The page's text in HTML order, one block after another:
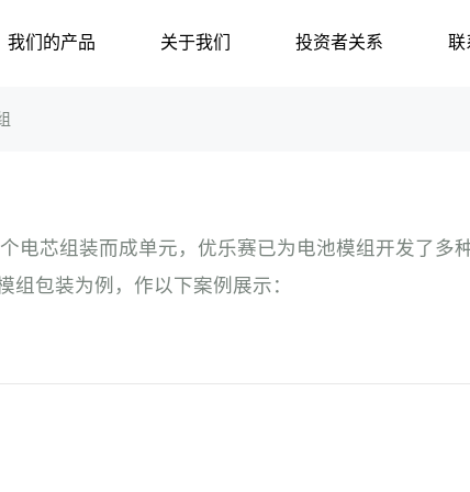
我们的产品 关于我们 投资者关系 联
电芯组装而成单元，优乐赛已为电池模组开发了多
组包装为例，作以下案例展示：